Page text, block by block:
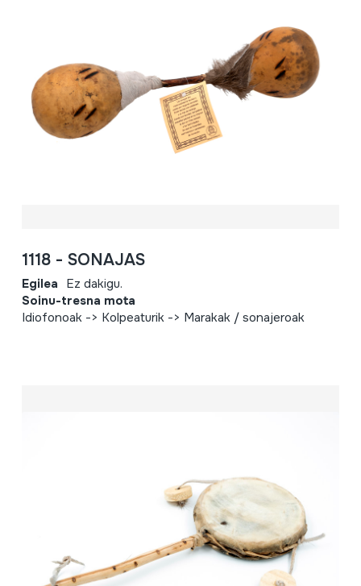
1118 - SONAJAS
Egilea Ez dakigu.
Soinu-tresna mota
Idiofonoak -> Kolpeaturik -> Marakak / sonajeroak